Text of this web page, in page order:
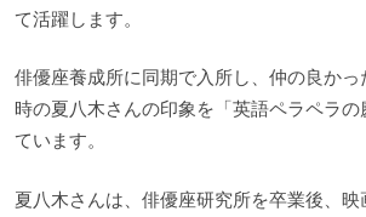
て活躍します。
俳優座養成所に同期で入所し、仲の良かっ
時の夏八木さんの印象を「英語ペラペラの
ています。
夏八木さんは、俳優座研究所を卒業後、